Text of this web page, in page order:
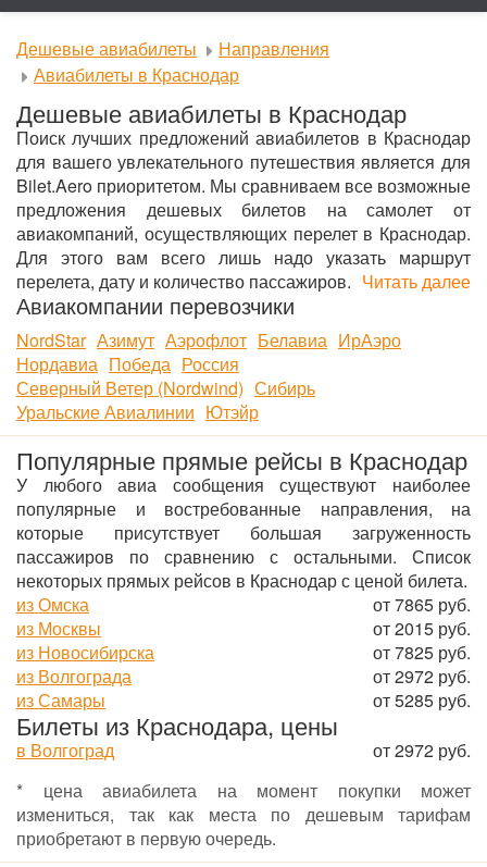
Дешевые авиабилеты
Направления
Авиабилеты в Краснодар
Дешевые авиабилеты в Краснодар
Поиск лучших предложений авиабилетов в Краснодар
для вашего увлекательного путешествия является для
Bilet.Aero приоритетом. Мы сравниваем все возможные
предложения дешевых билетов на самолет от
авиакомпаний, осуществляющих перелет в Краснодар.
Для этого вам всего лишь надо указать маршрут
перелета, дату и количество пассажиров. Читать далее
Авиакомпании перевозчики
NordStar Азимут Аэрофлот Белавиа ИрАэро
Нордавиа Победа Россия
Северный Ветер (Nordwind) Сибирь
Уральские Авиалинии Ютэйр
Популярные прямые рейсы в Краснодар
У любого авиа сообщения существуют наиболее
популярные и востребованные направления, на
которые присутствует большая загруженность
пассажиров по сравнению с остальными. Список
некоторых прямых рейсов в Краснодар с ценой билета.
из Омска
от 7865 руб.
из Москвы
от 2015 руб.
из Новосибирска
от 7825 руб.
из Волгограда
от 2972 руб.
из Самары
от 5285 руб.
Билеты из Краснодара, цены
в Волгоград
от 2972 руб.
* цена авиабилета на момент покупки может
измениться, так как места по дешевым тарифам
приобретают в первую очередь.